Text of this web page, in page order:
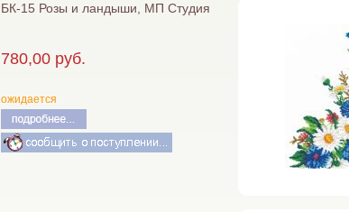
БК-15 Розы и ландыши, МП Студия
780,00 руб.
ожидается